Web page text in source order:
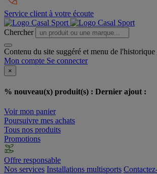
Service client à votre écoute
Chercher
Contenu du site suggéré et menu de l'historique
Mon compte Se connecter
×
% nouveau(x) produit(s) : Dernier ajout :
Voir mon panier
Poursuivre mes achats
Tous nos produits
Promotions
Offre responsable
Nos services Installations multisports